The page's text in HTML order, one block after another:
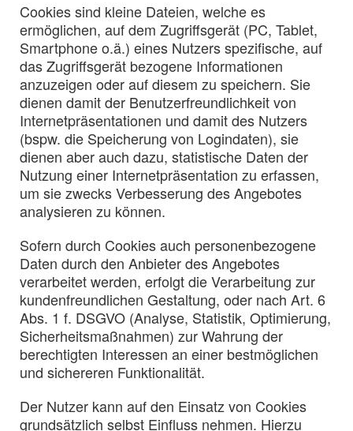
Cookies sind kleine Dateien, welche es
ermöglichen, auf dem Zugriffsgerät (PC, Tablet,
Smartphone o.ä.) eines Nutzers spezifische, auf
das Zugriffsgerät bezogene Informationen
anzuzeigen oder auf diesem zu speichern. Sie
dienen damit der Benutzerfreundlichkeit von
Internetpräsentationen und damit des Nutzers
(bspw. die Speicherung von Logindaten), sie
dienen aber auch dazu, statistische Daten der
Nutzung einer Internetpräsentation zu erfassen,
um sie zwecks Verbesserung des Angebotes
analysieren zu können.
Sofern durch Cookies auch personenbezogene
Daten durch den Anbieter des Angebotes
verarbeitet werden, erfolgt die Verarbeitung zur
kundenfreundlichen Gestaltung, oder nach Art. 6
Abs. 1 f. DSGVO (Analyse, Statistik, Optimierung,
Sicherheitsmaßnahmen) zur Wahrung der
berechtigten Interessen an einer bestmöglichen
und sichereren Funktionalität.
Der Nutzer kann auf den Einsatz von Cookies
grundsätzlich selbst Einfluss nehmen. Hierzu